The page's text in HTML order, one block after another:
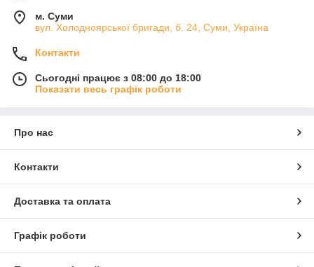
м. Суми
вул. Холодноярської бригади, б. 24, Суми, Україна
Контакти
Сьогодні працює з 08:00 до 18:00
Показати весь графік роботи
Про нас
Контакти
Доставка та оплата
Графік роботи